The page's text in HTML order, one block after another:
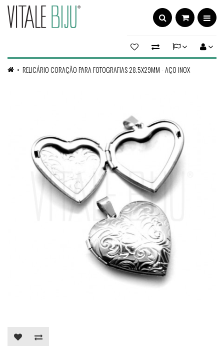
RELICÁRIO CORAÇÃO PARA FOTOGRAFIAS 28.5X29MM - AÇO INOX